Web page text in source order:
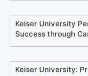
Keiser University
Success through
Keiser University: